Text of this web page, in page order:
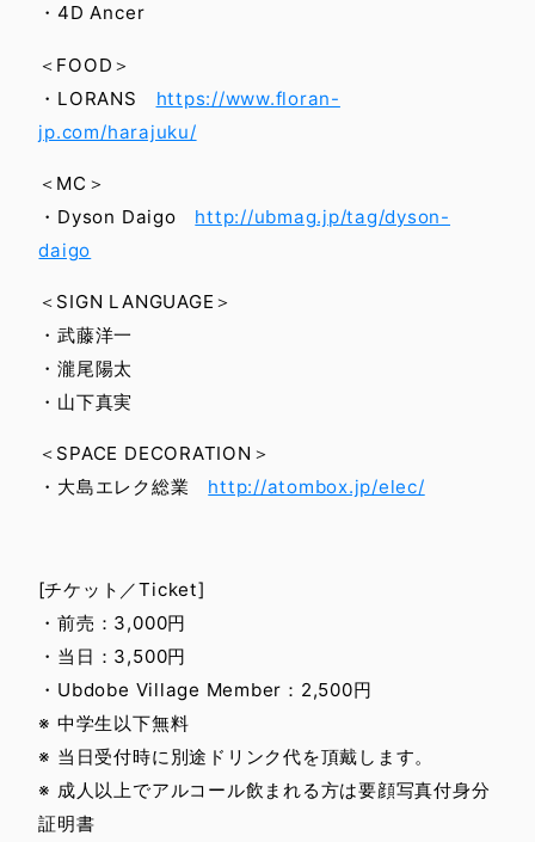
・4D Ancer
＜FOOD＞
・LORANS https://www.floran-
jp.com/harajuku/
＜MC＞
・Dyson Daigo http://ubmag.jp/tag/dyson-
daigo
＜SIGN LANGUAGE＞
・武藤洋一
・瀧尾陽太
・山下真実
＜SPACE DECORATION＞
・大島エレク総業 http://atombox.jp/elec/
[チケット／Ticket]
・前売：3,000円
・当日：3,500円
・Ubdobe Village Member：2,500円
※ 中学生以下無料
※ 当日受付時に別途ドリンク代を頂戴します。
※ 成人以上でアルコール飲まれる方は要顔写真付身分
証明書
English Site
Privacy Policy